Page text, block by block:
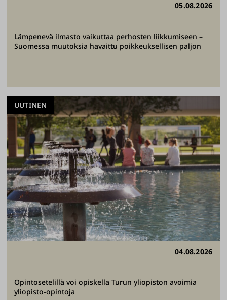
05.08.2026
Lämpenevä ilmasto vaikuttaa perhosten liikkumiseen –
Suomessa muutoksia havaittu poikkeuksellisen paljon
04.08.2026
Opintosetelillä voi opiskella Turun yliopiston avoimia
yliopisto-opintoja
UUTINEN